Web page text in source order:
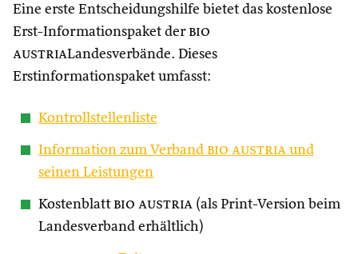
Eine erste Entscheidungshilfe bietet das kostenlose
Erst-Informationspaket der bio
austriaLandesverbände. Dieses
Erstinformationspaket umfasst:
Kontrollstellenliste
Information zum Verband bio austria und
seinen Leistungen
Kostenblatt bio austria (als Print-Version beim
Landesverband erhältlich)